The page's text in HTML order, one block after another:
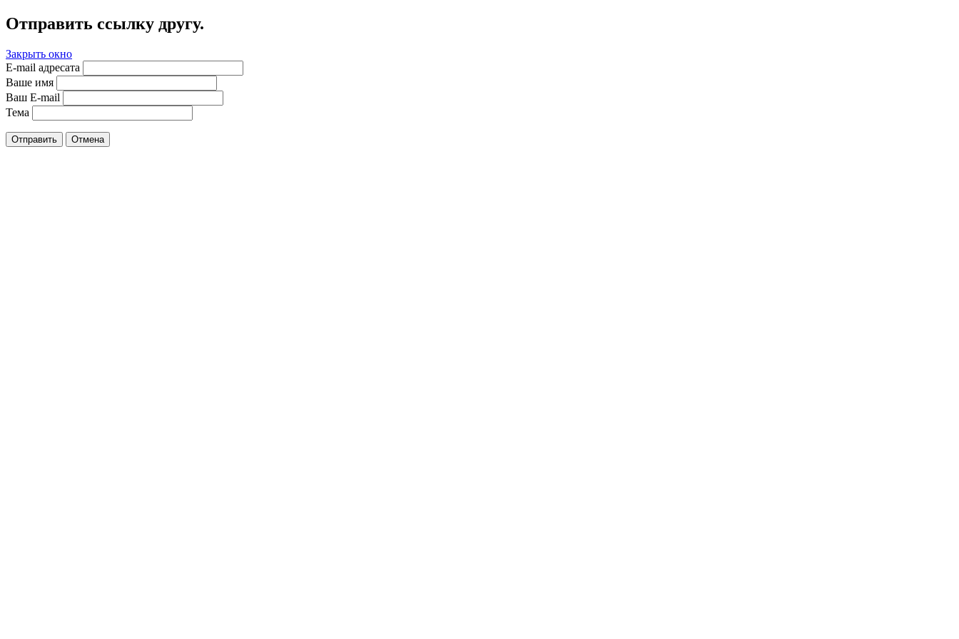
Отправить ссылку другу.
Закрыть окно
E-mail адресата
Ваше имя
Ваш E-mail
Тема
Отправить Отмена